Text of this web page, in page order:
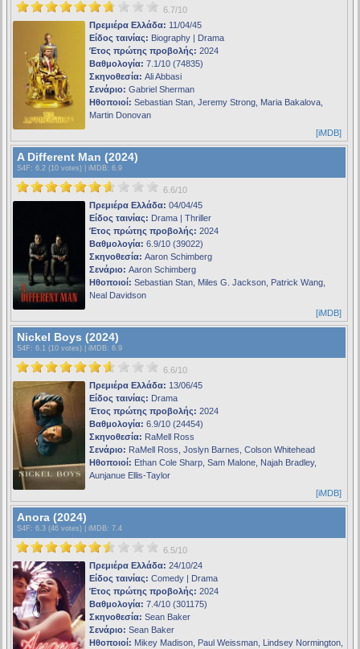
6.7/10
Πρεμιέρα Ελλάδα: 11/04/45
Είδος ταινίας: Biography | Drama
Έτος πρώτης προβολής: 2024
Βαθμολογία: 7.1/10 (74835)
Σκηνοθεσία: Ali Abbasi
Σενάριο: Gabriel Sherman
Ηθοποιοί: Sebastian Stan, Jeremy Strong, Maria Bakalova,
Martin Donovan
[iMDB]
A Different Man (2024)
S4F : 6.2 (10 votes) | iMDB: 6.9
6.6/10
Πρεμιέρα Ελλάδα: 04/04/45
Είδος ταινίας: Drama | Thriller
Έτος πρώτης προβολής: 2024
Βαθμολογία: 6.9/10 (39022)
Σκηνοθεσία: Aaron Schimberg
Σενάριο: Aaron Schimberg
Ηθοποιοί: Sebastian Stan, Miles G. Jackson, Patrick Wang,
Neal Davidson
[iMDB]
Nickel Boys (2024)
S4F : 6.1 (10 votes) | iMDB: 6.9
6.6/10
Πρεμιέρα Ελλάδα: 13/06/45
Είδος ταινίας: Drama
Έτος πρώτης προβολής: 2024
Βαθμολογία: 6.9/10 (24454)
Σκηνοθεσία: RaMell Ross
Σενάριο: RaMell Ross, Joslyn Barnes, Colson Whitehead
Ηθοποιοί: Ethan Cole Sharp, Sam Malone, Najah Bradley,
Aunjanue Ellis-Taylor
[iMDB]
Anora (2024)
S4F : 6.3 (46 votes) | iMDB: 7.4
6.5/10
Πρεμιέρα Ελλάδα: 24/10/24
Είδος ταινίας: Comedy | Drama
Έτος πρώτης προβολής: 2024
Βαθμολογία: 7.4/10 (301175)
Σκηνοθεσία: Sean Baker
Σενάριο: Sean Baker
Ηθοποιοί: Mikey Madison, Paul Weissman, Lindsey Normington,